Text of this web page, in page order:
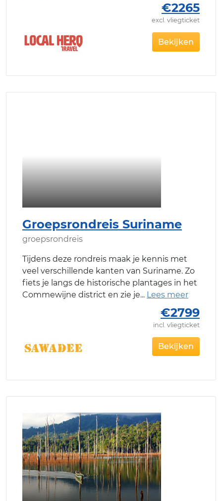
€2265
excl. vliegticket
Bekijken
Groepsrondreis Suriname
groepsrondreis
Tijdens deze rondreis maak je kennis met
veel verschillende kanten van Suriname. Zo
fiets je langs de historische plantages in het
Commewijne district en zie je
€2799
incl. vliegticket
Bekijken